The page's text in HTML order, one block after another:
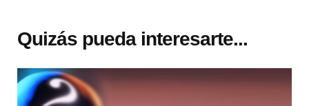
Quizás pueda interesarte...